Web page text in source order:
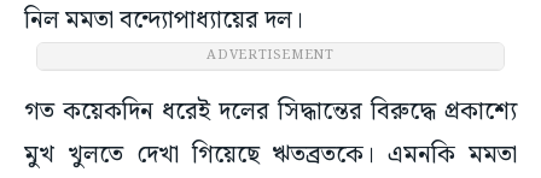
নিল মমতা বন্দ্যোপাধ্যায়ের দল।
ADVERTISEMENT
গত কয়েকদিন ধরেই দলের সিদ্ধান্তের বিরুদ্ধে প্রকাশ্যে
মুখ খুলতে দেখা গিয়েছে ঋতব্রতকে। এমনকি মমতা